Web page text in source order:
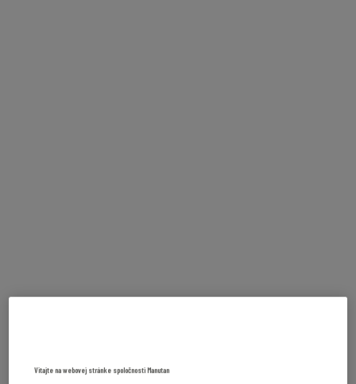
Vitajte na webovej stránke spoločnosti Manutan